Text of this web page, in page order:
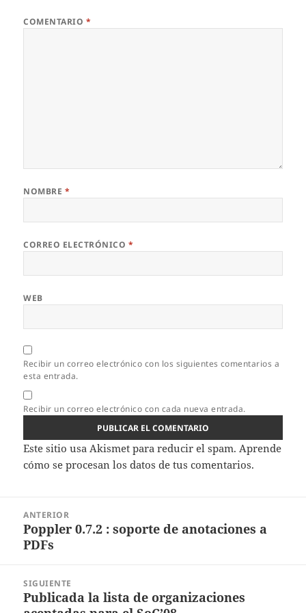
COMENTARIO *
NOMBRE *
CORREO ELECTRÓNICO *
WEB
Recibir un correo electrónico con los siguientes comentarios a
esta entrada.
Recibir un correo electrónico con cada nueva entrada.
Este sitio usa Akismet para reducir el spam.Aprende
cómo se procesan los datos de tus comentarios.
entradas
ANTERIOR
Entrada
anterior:
Poppler 0.7.2 : soporte de anotaciones a
PDFs
SIGUIENTE
Entrada
Publicada la lista de organizaciones